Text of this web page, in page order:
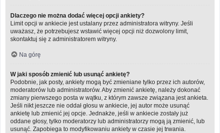
Dlaczego nie można dodać więcej opcji ankiety?
Limit opcji w ankiecie jest ustalany przez administratora witryny. Jeśli
uważasz, że potrzebujesz wstawić więcej opcji niż dozwolony limit,
skontaktuj się z administratorem witryny.
Na górę
W jaki sposób zmienić lub usunąć ankietę?
Podobnie, jak posty, ankiety mogą być zmieniane tylko przez ich autorów,
moderatorów lub administratorów. Aby zmienić ankietę, należy dokonać
zmiany pierwszego posta w wątku, z którym zawsze związana jest ankieta.
Jeśli nikt jeszcze nie oddał głosu w ankiecie, jej autor może usunąć
ankietę lub zmienić jej opcje. Jednakże, jeśli w ankiecie zostały już
oddane głosy, tylko moderatorzy lub administratorzy mogą ją zmienić, lub
usunąć. Zapobiega to modyfikowaniu ankiety w czasie jej trwania.